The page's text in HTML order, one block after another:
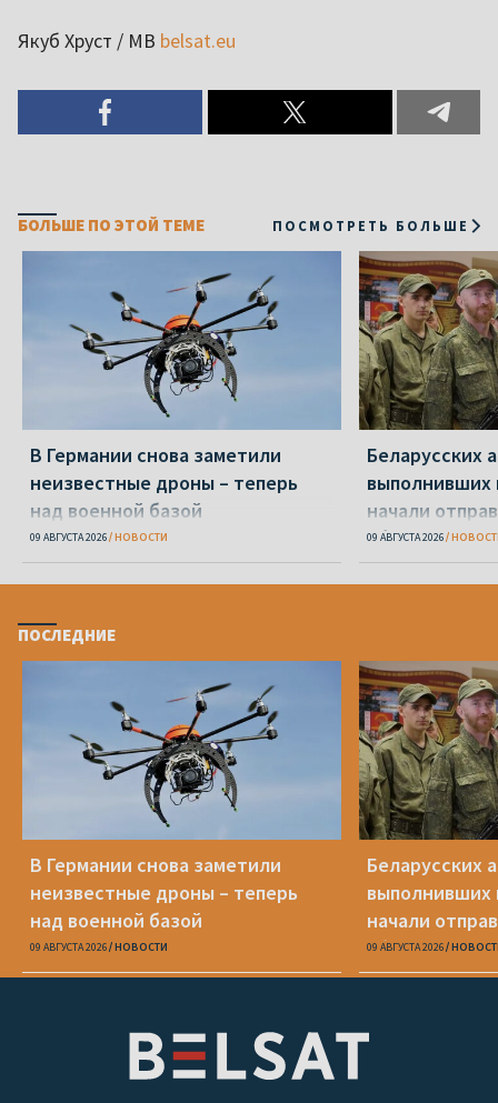
Якуб Хруст / МВ belsat.eu
БОЛЬШЕ ПО ЭТОЙ ТЕМЕ ПОСМОТРЕТЬ БОЛЬШЕ
В Германии снова заметили
неизвестные дроны – теперь
над военной базой
09 АВГУСТА 2026 НОВОСТИ
Беларусских
выполнивших
начали
сборы
09 АВГУСТА 2026
ПОСЛЕДНИЕ
В Германии снова заметили
неизвестные дроны – теперь
над военной базой
09 АВГУСТА 2026 НОВОСТИ
Беларусских
выполнивших
начали
сборы
09 АВГУСТА 2026